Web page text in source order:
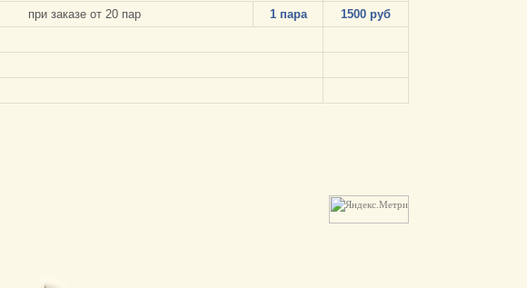
при заказе от 20 пар 1 пара 1500 руб